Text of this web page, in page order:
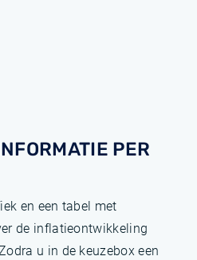
PER
en een tabel met
de inflatieontwikkeling
u in de keuzebox een